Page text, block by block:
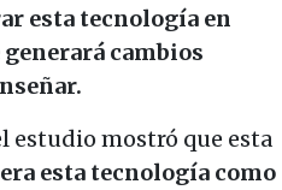
esta tecnología en
cambios
estudio mostró que esta
esta tecnología como